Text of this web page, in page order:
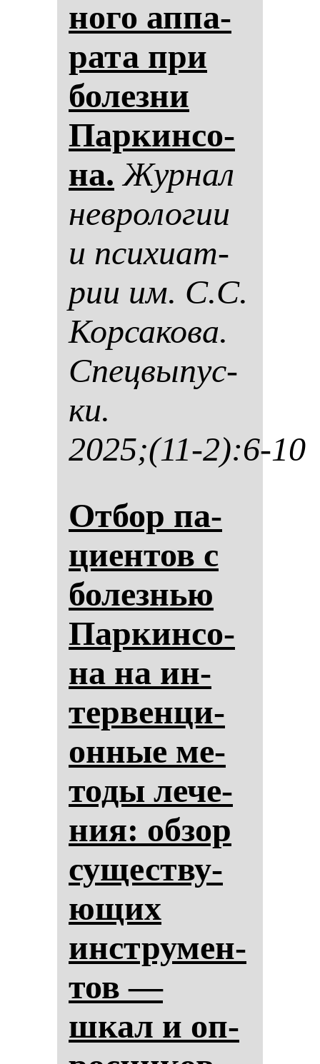
но­го ап­па­
ра­та при
бо­лез­ни
Пар­кин­со­
на. Жур­нал
нев­ро­ло­гии
и пси­хи­ат­
рии им. С.С.
Кор­са­ко­ва.
Спец­вы­пус­
ки.
2025;(11-2):6-10
От­бор па­
ци­ен­тов с
бо­лез­нью
Пар­кин­со­
на на ин­
тер­вен­ци­
он­ные ме­
то­ды ле­че­
ния: об­зор
су­щес­тву­
ющих
инстру­мен­
тов —
шкал и оп­